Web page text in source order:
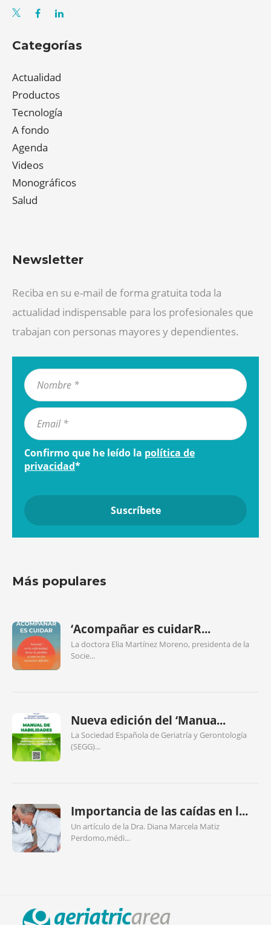
Categorías
Actualidad
Productos
Tecnología
A fondo
Agenda
Videos
Monográficos
Salud
Newsletter
Reciba en su e-mail de forma gratuita toda la
actualidad indispensable para los profesionales que
trabajan con personas mayores y dependientes.
Confirmo que he leído la política de
privacidad*
Más populares
‘Acompañar es cuidarR...
La doctora Elia Martínez Moreno, presidenta de la
Socie...
Nueva edición del ‘Manua...
La Sociedad Española de Geriatría y Gerontología
(SEGG)...
Importancia de las caídas en l...
Un artículo de la Dra. Diana Marcela Matiz
Perdomo,médi...